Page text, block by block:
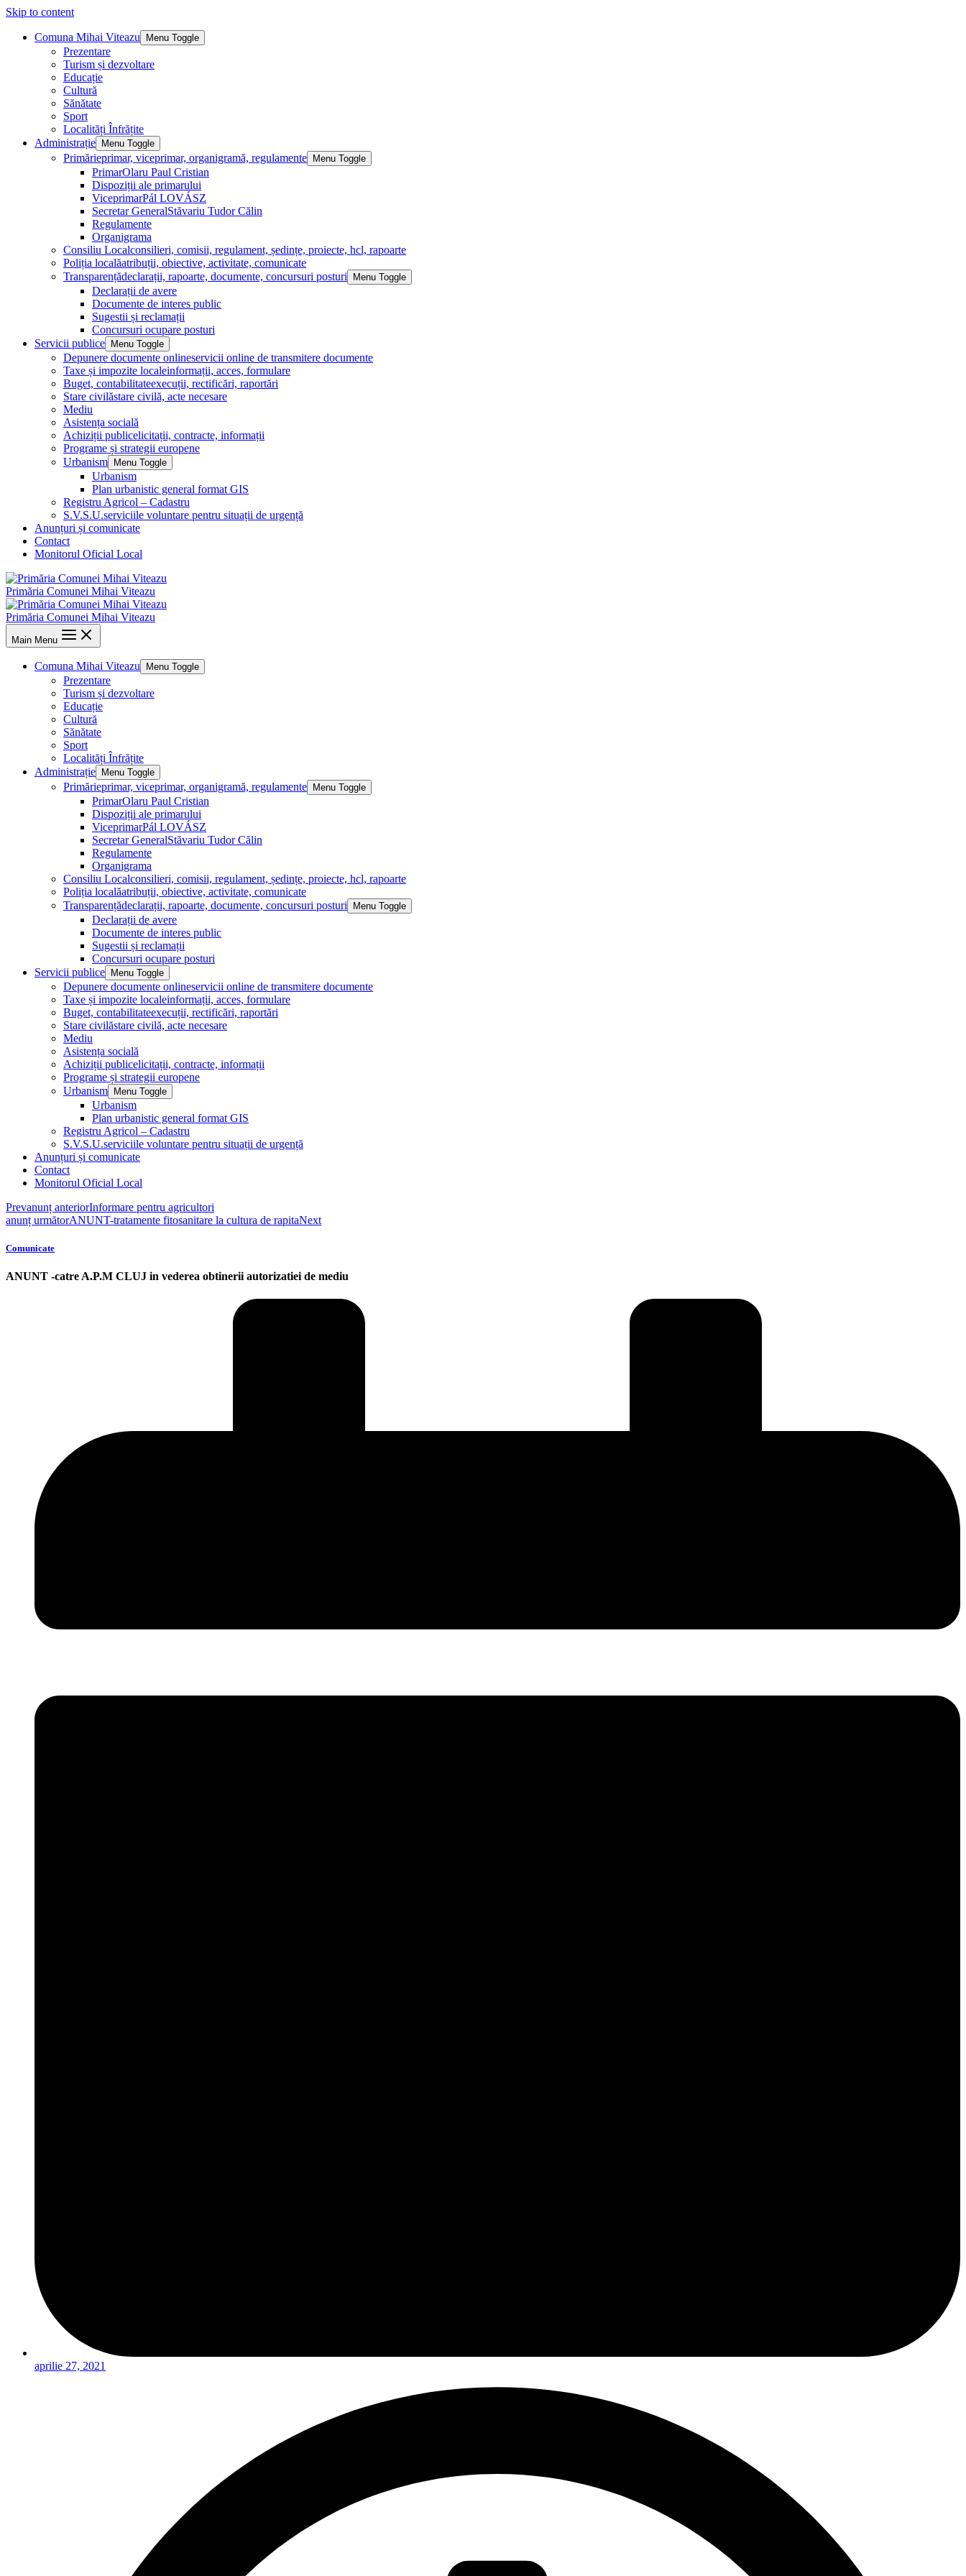
Skip to content
Comuna Mihai Viteazu Menu Toggle
Prezentare
Turism și dezvoltare
Educație
Cultură
Sănătate
Sport
Localități Înfrățite
Administrație
Menu Toggle
Primărieprimar, viceprimar, organigramă, regulamente Menu Toggle
PrimarOlaru Paul Cristian
Dispoziții ale primarului
ViceprimarPál LOVÁSZ
Secretar GeneralStăvariu Tudor Călin
Regulamente
Organigrama
Consiliu Localconsilieri, comisii, regulament, ședințe, proiecte, hcl, rapoarte
Poliția localăatribuții, obiective, activitate, comunicate
Transparențădeclarații, rapoarte, documente, concursuri posturi Menu Toggle
Declarații de avere
Documente de interes public
Sugestii și reclamații
Concursuri ocupare posturi
Servicii publice
Menu Toggle
Depunere documente onlineservicii online de transmitere documente
Taxe și impozite localeinformații, acces, formulare
Buget, contabilitateexecuții, rectificări, raportări
Stare civilăstare civilă, acte necesare
Mediu
Asistența socială
Achiziții publicelicitații, contracte, informații
Programe și strategii europene
Urbanism
Menu Toggle
Urbanism
Plan urbanistic general format GIS
Registru Agricol – Cadastru
S.V.S.U.serviciile voluntare pentru situații de urgență
Anunțuri și comunicate
Contact
Monitorul Oficial Local
Primăria Comunei Mihai Viteazu
Primăria Comunei Mihai Viteazu
Main Menu
Comuna Mihai Viteazu Menu Toggle
Prezentare
Turism și dezvoltare
Educație
Cultură
Sănătate
Sport
Localități Înfrățite
Administrație
Menu Toggle
Primărieprimar, viceprimar, organigramă, regulamente Menu Toggle
PrimarOlaru Paul Cristian
Dispoziții ale primarului
ViceprimarPál LOVÁSZ
Secretar GeneralStăvariu Tudor Călin
Regulamente
Organigrama
Consiliu Localconsilieri, comisii, regulament, ședințe, proiecte, hcl, rapoarte
Poliția localăatribuții, obiective, activitate, comunicate
Transparențădeclarații, rapoarte, documente, concursuri posturi Menu Toggle
Declarații de avere
Documente de interes public
Sugestii și reclamații
Concursuri ocupare posturi
Servicii publice
Menu Toggle
Depunere documente onlineservicii online de transmitere documente
Taxe și impozite localeinformații, acces, formulare
Buget, contabilitateexecuții, rectificări, raportări
Stare civilăstare civilă, acte necesare
Mediu
Asistența socială
Achiziții publicelicitații, contracte, informații
Programe și strategii europene
Urbanism
Menu Toggle
Urbanism
Plan urbanistic general format GIS
Registru Agricol – Cadastru
S.V.S.U.serviciile voluntare pentru situații de urgență
Anunțuri și comunicate
Contact
Monitorul Oficial Local
Prevanunț anteriorInformare pentru agricultori
anunț următorANUNT-tratamente fitosanitare la cultura de rapitaNext
Comunicate
ANUNT -catre A.P.M CLUJ in vederea obtinerii autorizatiei de mediu
aprilie 27, 2021